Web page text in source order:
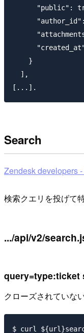
"public":
    }
  ],
Search
Zendesk developers
検索クエリを投げて
.../api/v2/
query=type:ticket
クローズされていな